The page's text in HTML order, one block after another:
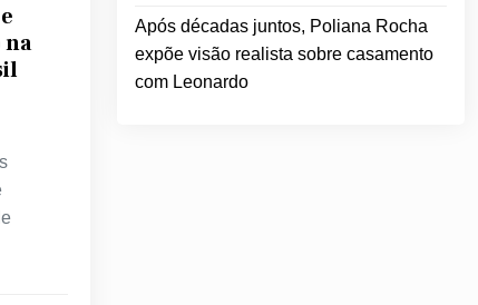
na
Após décadas juntos, Poliana Rocha
expõe visão realista sobre casamento
com Leonardo